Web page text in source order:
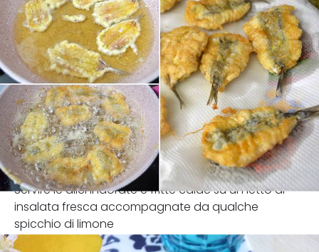
Servire le alici indorate e fritte calde su un letto di
insalata fresca accompagnate da qualche
spicchio di limone